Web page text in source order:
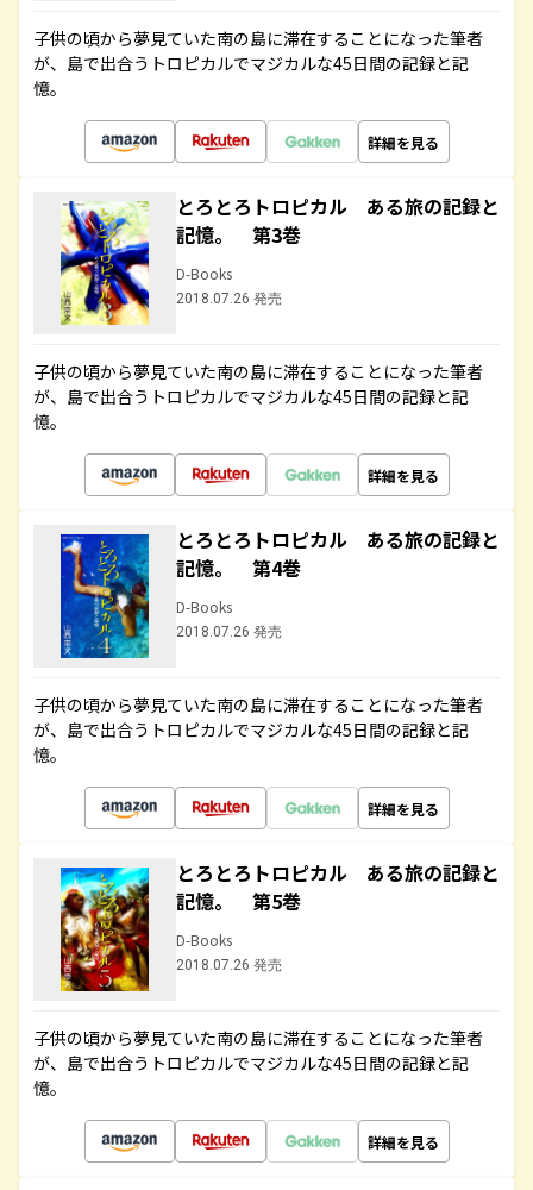
子供の頃から夢見ていた南の島に滞在することになった筆者
が、島で出合うトロピカルでマジカルな45日間の記録と記
憶。
詳細を見る
とろとろトロピカル ある旅の記録と
記憶。 第3巻
D-Books
2018.07.26 発売
子供の頃から夢見ていた南の島に滞在することになった筆者
が、島で出合うトロピカルでマジカルな45日間の記録と記
憶。
詳細を見る
とろとろトロピカル ある旅の記録と
記憶。 第4巻
D-Books
2018.07.26 発売
子供の頃から夢見ていた南の島に滞在することになった筆者
が、島で出合うトロピカルでマジカルな45日間の記録と記
憶。
詳細を見る
とろとろトロピカル ある旅の記録と
記憶。 第5巻
D-Books
2018.07.26 発売
子供の頃から夢見ていた南の島に滞在することになった筆者
が、島で出合うトロピカルでマジカルな45日間の記録と記
憶。
詳細を見る